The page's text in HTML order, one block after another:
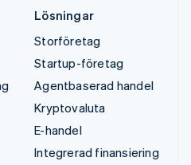
Lösningar
Storföretag
Startup-företag
Agentbaserad handel
Kryptovaluta
E-handel
Integrerad finansiering